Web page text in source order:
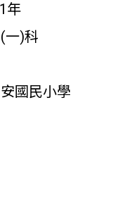
年
一)科
國民小學